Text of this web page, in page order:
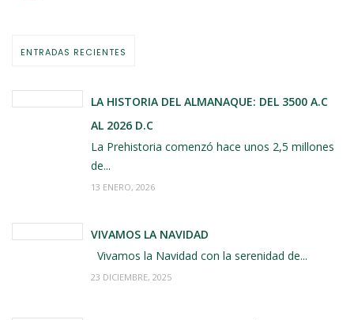
ENTRADAS RECIENTES
LA HISTORIA DEL ALMANAQUE: DEL 3500 A.C
AL 2026 D.C
La Prehistoria comenzó hace unos 2,5 millones
de...
13 ENERO, 2026
VIVAMOS LA NAVIDAD
Vivamos la Navidad con la serenidad de...
23 DICIEMBRE, 2025